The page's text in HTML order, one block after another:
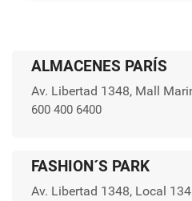
ALMACENES PARÍS
Av. Libertad 1348, Mall
600 400 6400
FASHION´S PARK
Av. Libertad 1348, Local 134